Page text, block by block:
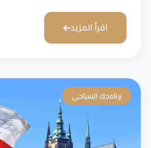
اقرأ المزيد
برنامجك السياحي